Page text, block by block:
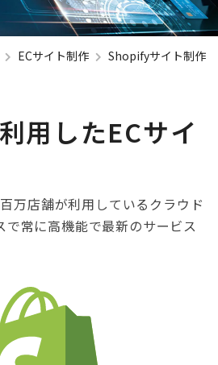
ECサイト制作 Shopifyサイト制作
用したECサイ
万店舗が利用しているクラウド
で常に高機能で最新のサービス